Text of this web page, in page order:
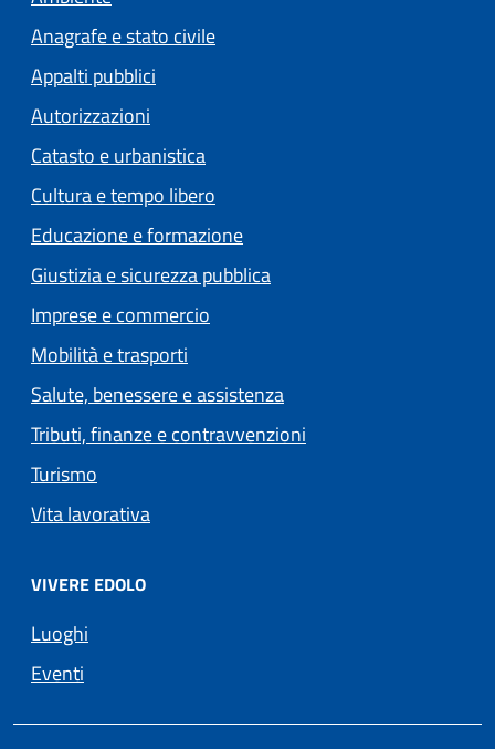
Anagrafe e stato civile
Appalti pubblici
Autorizzazioni
Catasto e urbanistica
Cultura e tempo libero
Educazione e formazione
Giustizia e sicurezza pubblica
Imprese e commercio
Mobilità e trasporti
Salute, benessere e assistenza
Tributi, finanze e contravvenzioni
Turismo
Vita lavorativa
VIVERE EDOLO
Luoghi
Eventi